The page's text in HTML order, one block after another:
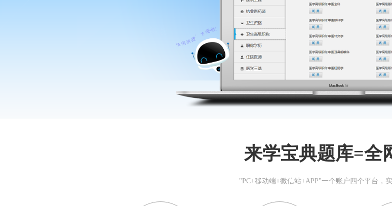
来学宝典题库=全
"PC+移动端+微信站+APP"一个账户四个平台，